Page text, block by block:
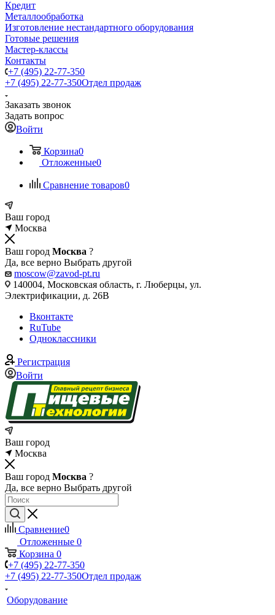
Кредит
Металлообработка
Изготовление нестандартного оборудования
Готовые решения
Мастер-классы
Контакты
+7 (495) 22-77-350
+7 (495) 22-77-350Отдел продаж
Заказать звонок
Задать вопрос
Войти
Корзина0
Отложенные0
Сравнение товаров0
Ваш город
Москва
Ваш город Москва ?
Да, все верно Выбрать другой
moscow@zavod-pt.ru
140004, Московская область, г. Люберцы, ул.
Электрификации, д. 26В
Вконтакте
RuTube
Одноклассники
Регистрация
Войти
Ваш город
Москва
Ваш город Москва ?
Да, все верно Выбрать другой
Сравнение0
Отложенные 0
Корзина 0
+7 (495) 22-77-350
+7 (495) 22-77-350Отдел продаж
Оборудование